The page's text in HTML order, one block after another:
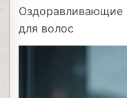
Оздоравливающие
для волос